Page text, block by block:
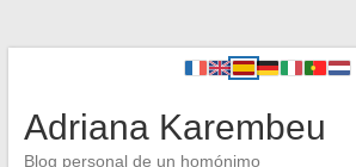
Adriana Karembeu
Blog personal de un homónimo